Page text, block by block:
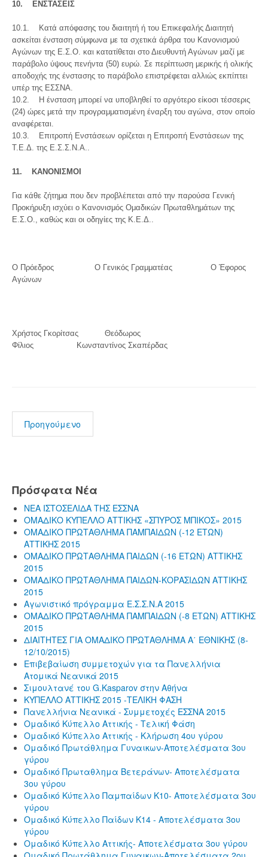
10. ΕΝΣΤΑΣΕΙΣ
10.1. Κατά απόφασης του διαιτητή ή του Επικεφαλής Διαιτητή
ασκείται ένσταση σύμφωνα με τα σχετικά άρθρα του Κανονισμού
Αγώνων της Ε.Σ.Ο. και κατατίθεται στο Διευθυντή Αγώνων μαζί με
παράβολο ύψους πενήντα (50) ευρώ. Σε περίπτωση μερικής ή ολικής
αποδοχής της ένστασης το παράβολο επιστρέφεται αλλιώς εκπίπτει
υπέρ της ΕΣΣΝΑ.
10.2. Η ένσταση μπορεί να υποβληθεί το αργότερο είκοσι τέσσερις
(24) ώρες μετά την προγραμματισμένη έναρξη του αγώνα, στον οποίο
αναφέρεται.
10.3. Επιτροπή Ενστάσεων ορίζεται η Επιτροπή Ενστάσεων της
Τ.Ε.Δ. της Ε.Σ.Σ.Ν.Α..
11. ΚΑΝΟΝΙΣΜΟΙ
Για κάθε ζήτημα που δεν προβλέπεται από την παρούσα Γενική
Προκήρυξη ισχύει ο Κανονισμός Ομαδικών Πρωταθλημάτων της
Ε.Σ.Ο., καθώς και οι οδηγίες της Κ.Ε.Δ..
Ο Πρόεδρος Ο Γενικός Γραμματέας Ο Έφορος
Αγώνων
Χρήστος Γκορίτσας Θεόδωρος
Φίλιος Κωνσταντίνος Σκαπέρδας
Προηγούμενο
Πρόσφατα Νέα
ΝΕΑ ΙΣΤΟΣΕΛΙΔΑ ΤΗΣ ΕΣΣΝΑ
ΟΜΑΔΙΚΟ ΚΥΠΕΛΛΟ ΑΤΤΙΚΗΣ «ΣΠΥΡΟΣ ΜΠΙΚΟΣ» 2015
ΟΜΑΔΙΚΟ ΠΡΩΤΑΘΛΗΜΑ ΠΑΜΠΑΙΔΩΝ (-12 ΕΤΩΝ)
ΑΤΤΙΚΗΣ 2015
ΟΜΑΔΙΚΟ ΠΡΩΤΑΘΛΗΜΑ ΠΑΙΔΩΝ (-16 ΕΤΩΝ) ΑΤΤΙΚΗΣ
2015
ΟΜΑΔΙΚΟ ΠΡΩΤΑΘΛΗΜΑ ΠΑΙΔΩΝ-ΚΟΡΑΣΙΔΩΝ ΑΤΤΙΚΗΣ
2015
Αγωνιστικό πρόγραμμα Ε.Σ.Σ.Ν.Α 2015
ΟΜΑΔΙΚΟ ΠΡΩΤΑΘΛΗΜΑ ΠΑΜΠΑΙΔΩΝ (-8 ΕΤΩΝ) ΑΤΤΙΚΗΣ
2015
ΔΙΑΙΤΗΤΕΣ ΓΙΑ ΟΜΑΔΙΚΟ ΠΡΩΤΑΘΛΗΜΑ Α΄ ΕΘΝΙΚΗΣ (8-
12/10/2015)
Επιβεβαίωση συμμετοχών για τα Πανελλήνια
Ατομικά Νεανικά 2015
Σιμουλτανέ του G.Kasparov στην Αθήνα
ΚΥΠΕΛΛΟ ΑΤΤΙΚΗΣ 2015 -ΤΕΛΙΚΗ ΦΑΣΗ
Πανελλήνια Νεανικά - Συμμετοχές ΕΣΣΝΑ 2015
Ομαδικό Κύπελλο Αττικής - Τελική Φάση
Ομαδικό Κύπελλο Αττικής - Κλήρωση 4ου γύρου
Ομαδικό Πρωτάθλημα Γυναικων-Αποτελέσματα 3ου
γύρου
Ομαδικό Πρωταθλημα Βετεράνων- Αποτελέσματα
3ου γύρου
Ομαδικό Κύπελλο Παμπαίδων Κ10- Αποτελέσματα 3ου
γύρου
Ομαδικό Κύπελλο Παίδων Κ14 - Αποτελέσματα 3ου
γύρου
Ομαδικό Κύπελλο Αττικής- Αποτελέσματα 3ου γύρου